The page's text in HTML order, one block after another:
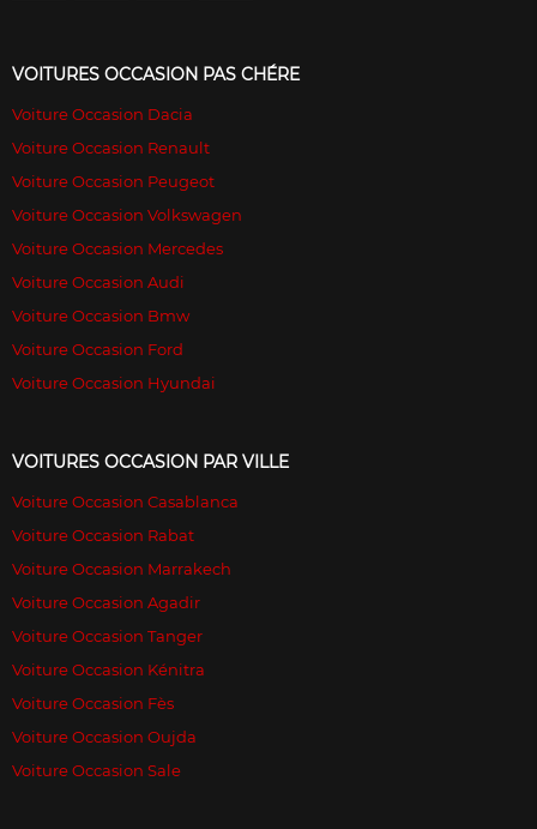
VOITURES OCCASION PAS CHÉRE
Voiture Occasion Dacia
Voiture Occasion Renault
Voiture Occasion Peugeot
Voiture Occasion Volkswagen
Voiture Occasion Mercedes
Voiture Occasion Audi
Voiture Occasion Bmw
Voiture Occasion Ford
Voiture Occasion Hyundai
VOITURES OCCASION PAR VILLE
Voiture Occasion Casablanca
Voiture Occasion Rabat
Voiture Occasion Marrakech
Voiture Occasion Agadir
Voiture Occasion Tanger
Voiture Occasion Kénitra
Voiture Occasion Fès
Voiture Occasion Oujda
Voiture Occasion Sale